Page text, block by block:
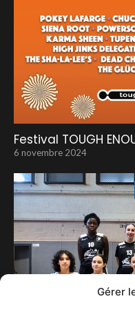
Gérer
Festival TOUGH
6 novembre 2024